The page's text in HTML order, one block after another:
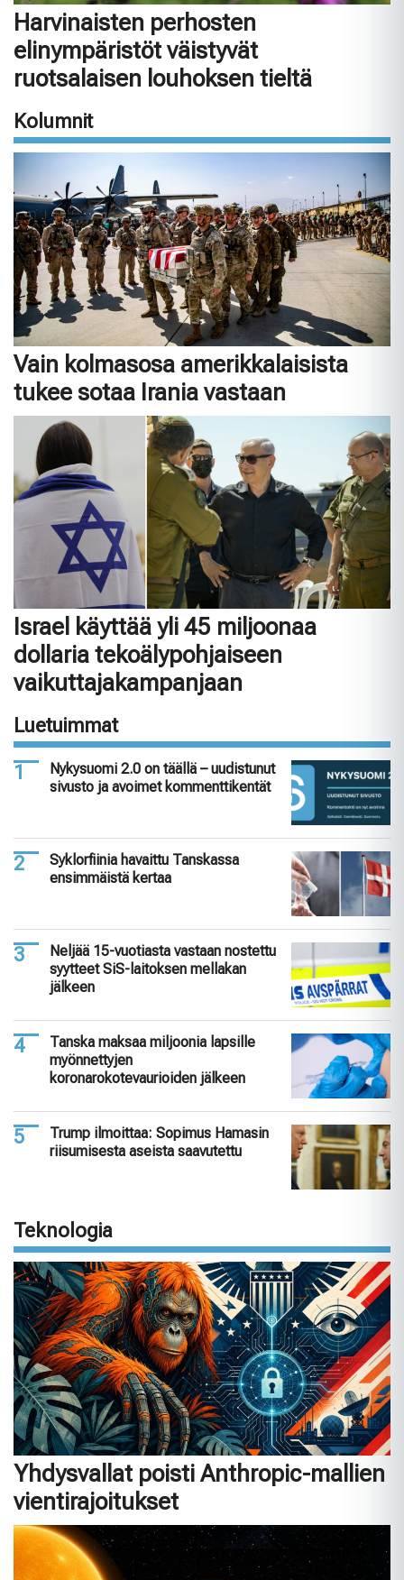
Harvinaisten perhosten
elinympäristöt väistyvät
ruotsalaisen louhoksen tieltä
Kolumnit
Vain kolmasosa amerikkalaisista
tukee sotaa Irania vastaan
Israel käyttää yli 45 miljoonaa
dollaria tekoälypohjaiseen
vaikuttajakampanjaan
Luetuimmat
Nykysuomi 2.0 on täällä – uudistunut
sivusto ja avoimet kommenttikentät
Syklorfiinia havaittu Tanskassa
ensimmäistä kertaa
Neljää 15-vuotiasta vastaan nostettu
syytteet SiS-laitoksen mellakan
jälkeen
Tanska maksaa miljoonia lapsille
myönnettyjen
koronarokotevaurioiden jälkeen
Trump ilmoittaa: Sopimus Hamasin
riisumisesta aseista saavutettu
Teknologia
Yhdysvallat poisti Anthropic-mallien
vientirajoitukset